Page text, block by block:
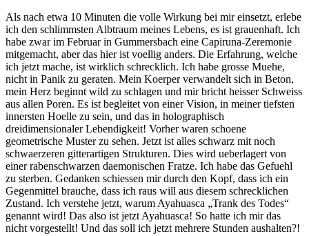
Als nach etwa 10 Minuten die volle Wirkung bei mir einsetzt, erlebe
ich den schlimmsten Albtraum meines Lebens, es ist grauenhaft. Ich
habe zwar im Februar in Gummersbach eine Capiruna-Zeremonie
mitgemacht, aber das hier ist voellig anders. Die Erfahrung, welche
ich jetzt mache, ist wirklich schrecklich. Ich habe grosse Muehe,
nicht in Panik zu geraten. Mein Koerper verwandelt sich in Beton,
mein Herz beginnt wild zu schlagen und mir bricht heisser Schweiss
aus allen Poren. Es ist begleitet von einer Vision, in meiner tiefsten
innersten Hoelle zu sein, und das in holographisch
dreidimensionaler Lebendigkeit! Vorher waren schoene
geometrische Muster zu sehen. Jetzt ist alles schwarz mit noch
schwaerzeren gitterartigen Strukturen. Dies wird ueberlagert von
einer rabenschwarzen daemonischen Fratze. Ich habe das Gefuehl
zu sterben. Gedanken schiessen mir durch den Kopf, dass ich ein
Gegenmittel brauche, dass ich raus will aus diesem schrecklichen
Zustand. Ich verstehe jetzt, warum Ayahuasca „Trank des Todes“
genannt wird! Das also ist jetzt Ayahuasca! So hatte ich mir das
nicht vorgestellt! Und das soll ich jetzt mehrere Stunden aushalten?!